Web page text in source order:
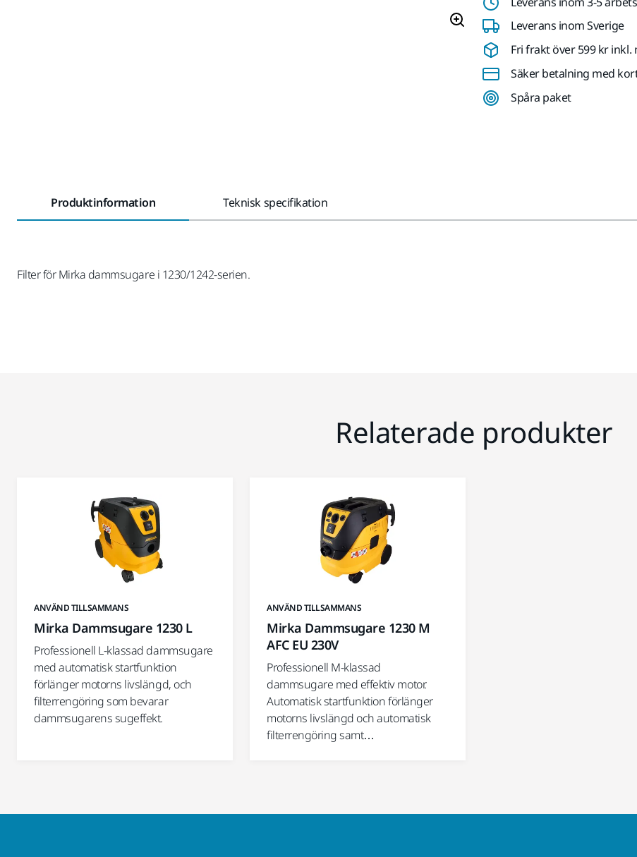
Leverans inom Sverige
Fri frakt över 599 kr inkl.
Säker betalning med
Spåra paket
Produktinformation Teknisk specifikation
Filter för Mirka dammsugare i 1230/1242-serien.
Relaterade produkter
ANVÄND TILLSAMMANS
Mirka Dammsugare 1230 L
Professionell L-klassad dammsugare
med automatisk startfunktion
förlänger motorns livslängd, och
filterrengöring som bevarar
dammsugarens sugeffekt.
ANVÄND TILLSAMMANS
Mirka Dammsugare 1230 M
AFC EU 230V
Professionell M-klassad
dammsugare med effektiv motor.
Automatisk startfunktion förlänger
motorns livslängd och automatisk
filterrengöring samt…